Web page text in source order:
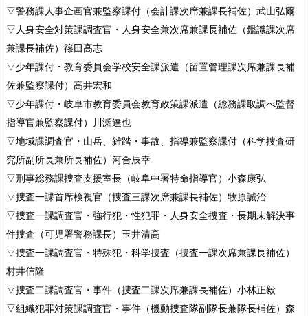
▽警務課人事企画官兼監察課付（会計課次席兼課長補佐）武山弘爾
▽人身安全対策課調査官・人身安全兼次席兼課長補佐（鑑識課次席
兼課長補佐）篠田高志
▽少年課付・教育委員会学校安全課派遣（留置管理課次席兼課長補
佐兼監察課付）高井宏和
▽少年課付・岐阜市教育委員会教育政策課派遣（総務課取調べ監督
指導官兼監察課付）川瀬達也
▽地域課調査官・山岳、雑踏・事故、指導兼監察課付（科学捜査研
究所副所長兼所長補佐）河合辰幸
▽刑事総務課捜査支援室長（岐阜中署特命指導官）小森康弘
▽捜査一課首席検視官（捜査三課次席兼課長補佐）牧原誠治
▽捜査一課調査官・強行犯・性犯罪・人身安全捜査・長期未解決事
件捜査（可児署警務課長）玉井清高
▽捜査一課調査官・特殊犯・科学捜査（捜査一課次席兼課長補佐）
村井信隆
▽捜査二課調査官・事件（捜査二課次席兼課長補佐）小林正毅
▽組織犯罪対策課調査官・事件（機動捜査隊副隊長兼隊長補佐）森